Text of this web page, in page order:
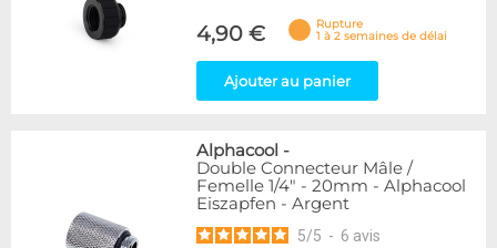
4,90 €
Rupture
1 à 2 semaines de délai
Ajouter au panier
Alphacool -
Double Connecteur Mâle /
Femelle 1/4" - 20mm - Alphacool
Eiszapfen - Argent
5/5 - 6 avis